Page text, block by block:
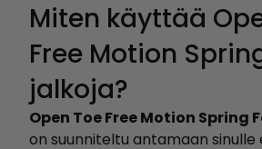
Miten käyttää
Free Motion
jalkoja?
Open Toe Free Motion Spring
on suunniteltu antamaan sinulle